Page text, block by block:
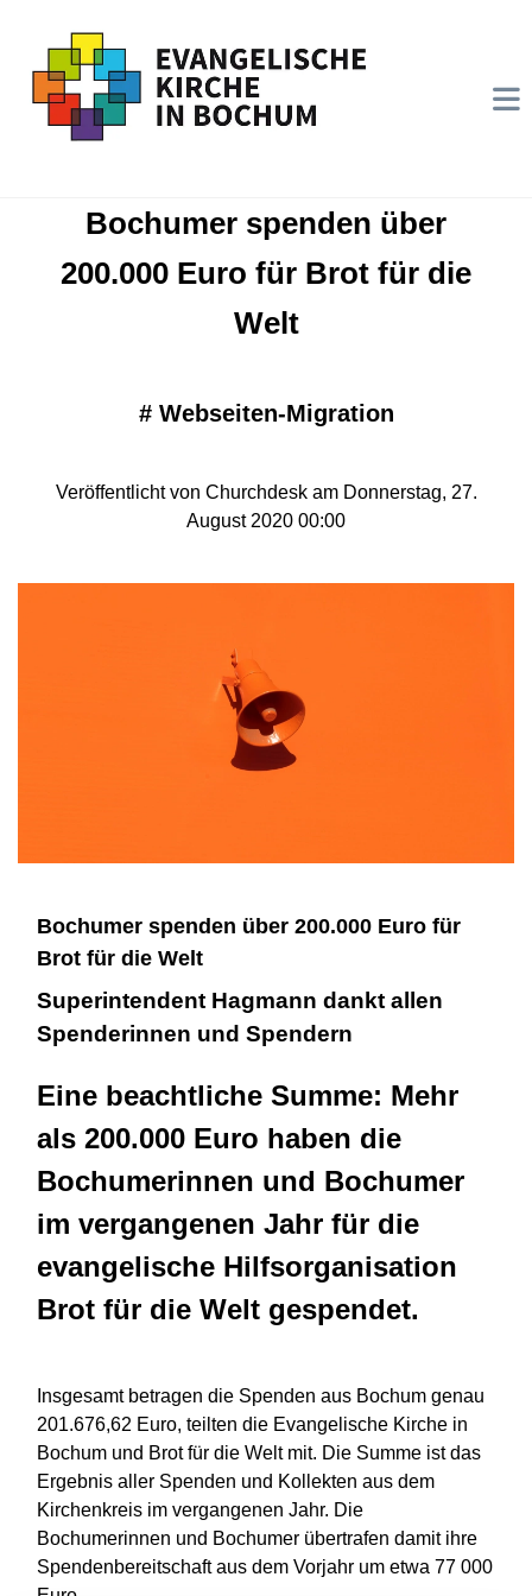
Bochumer spenden über
200.000 Euro für Brot für die
Welt
# Webseiten-Migration
Veröffentlicht von Churchdesk am Donnerstag, 27.
August 2020 00:00
Bochumer spenden über 200.000 Euro für
Brot für die Welt
Superintendent Hagmann dankt allen
Spenderinnen und Spendern
Eine beachtliche Summe: Mehr
als 200.000 Euro haben die
Bochumerinnen und Bochumer
im vergangenen Jahr für die
evangelische Hilfsorganisation
Brot für die Welt gespendet.
Insgesamt betragen die Spenden aus Bochum genau
201.676,62 Euro, teilten die Evangelische Kirche in
Bochum und Brot für die Welt mit. Die Summe ist das
Ergebnis aller Spenden und Kollekten aus dem
Kirchenkreis im vergangenen Jahr. Die
Bochumerinnen und Bochumer übertrafen damit ihre
Spendenbereitschaft aus dem Vorjahr um etwa 77 000